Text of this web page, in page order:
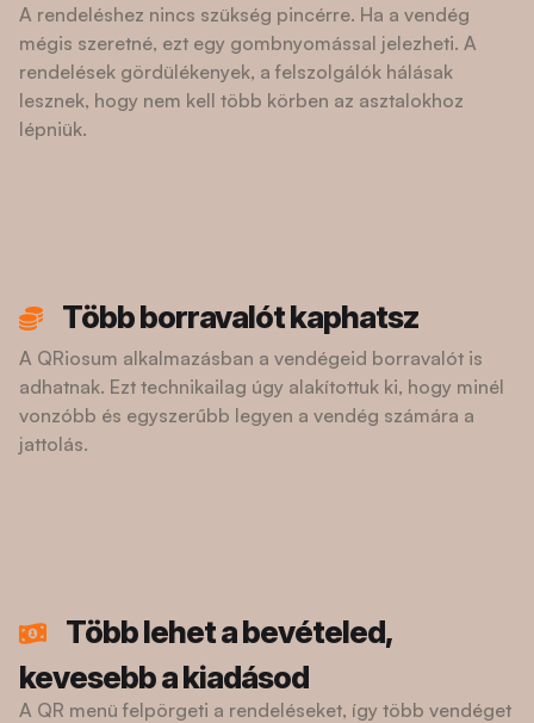
A rendeléshez nincs szükség pincérre. Ha a vendég
mégis szeretné, ezt egy gombnyomással jelezheti. A
rendelések gördülékenyek, a felszolgálók hálásak
lesznek, hogy nem kell több körben az asztalokhoz
lépniük.
Több borravalót kaphatsz
A QRiosum alkalmazásban a vendégeid borravalót is
adhatnak. Ezt technikailag úgy alakítottuk ki, hogy minél
vonzóbb és egyszerűbb legyen a vendég számára a
jattolás.
Több lehet a bevételed,
kevesebb a kiadásod
A QR menü felpörgeti a rendeléseket, így több vendéget